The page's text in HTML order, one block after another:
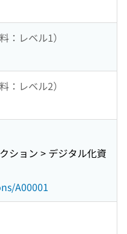
：レベル1）
：レベル2）
ション > デジタル化資
A00001